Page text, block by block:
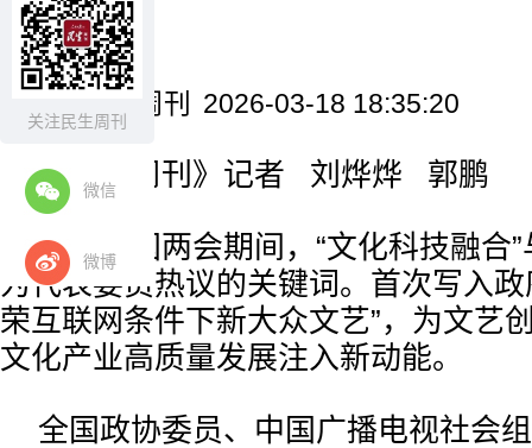
关注民生周刊
微信
微博
命力
来源：民生周刊 2026-03-18 18:35:20
《民生周刊》记者 刘烨烨 郭鹏
今年全国两会期间，“文化科技融合”
为代表委员热议的关键词。首次写入
荣互联网条件下新大众文艺”，为文艺
文化产业高质量发展注入新动能。
全国政协委员、中国广播电视社会